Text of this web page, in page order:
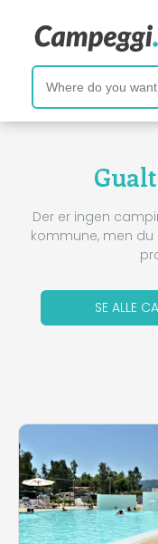
Der er ingen
kommune, men
SE ALLE